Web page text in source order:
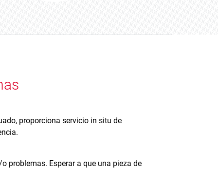
proporciona servicio in situ de
problemas. Esperar a que una pieza de